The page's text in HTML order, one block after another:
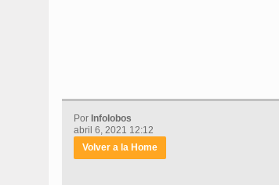
Por Infolobos
abril 6, 2021 12:12
Volver a la Home